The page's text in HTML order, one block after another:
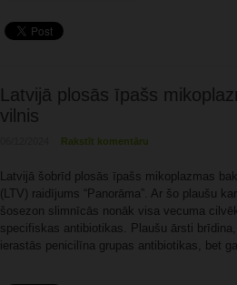
Latvijā plosās īpašs
vilnis
Rakstīt komentāru
Latvijā šobrīd plosās īpašs mikoplazmas
(LTV) raidījums “Panorāma”. Ar šo plaušu
šosezon slimnīcās nonāk visa vecuma
specifiskas antibiotikas. Plaušu ārsti
ierastās penicilīna grupas antibiotikas, bet